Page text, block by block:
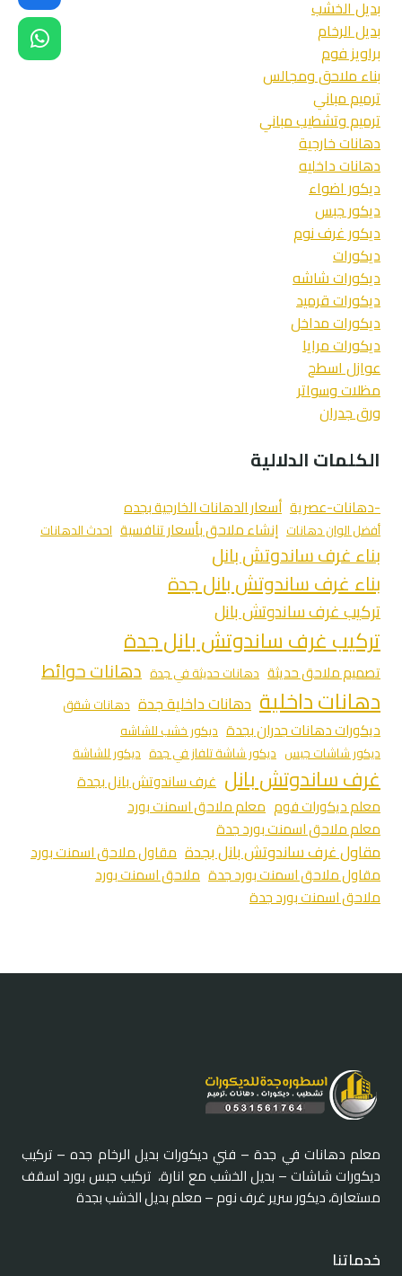
جدة
تشطيب
شقق
بديل الخشب
بديل الرخام
براويز فوم
بناء ملاحق ومجالس
ترميم مباني
ترميم وتشطيب مباني
دهانات خارجية
دهانات داخليه
ديكور اضواء
ديكور جبس
ديكور غرف نوم
ديكورات
ديكورات شاشه
ديكورات قرميد
ديكورات مداخل
ديكورات مرايا
عوازل اسطح
مظلات وسواتر
ورق جدران
الكلمات الدلالية
-دهانات-عصرية أسعار الدهانات الخارجية بجده
أفضل الوان دهانات إنشاء ملاحق بأسعار تنافسية احدث الدهانات
بناء غرف ساندوتش بانل
بناء غرف ساندوتش بانل جدة
تركيب غرف ساندوتش بانل
تركيب غرف ساندوتش بانل جدة
تصميم ملاحق حديثة دهانات حديثة في جدة دهانات حوائط
دهانات داخلية دهانات داخلية جدة دهانات شقق
ديكورات دهانات جدران بجدة ديكور خشب للشاشه
ديكور شاشات جبس ديكور شاشة تلفاز في جدة ديكور للشاشة
غرف ساندوتش بانل غرف ساندوتش بانل بجدة
معلم ديكورات فوم معلم ملاحق اسمنت بورد
معلم ملاحق اسمنت بورد جدة
مقاول غرف ساندوتش بانل بجدة مقاول ملاحق اسمنت بورد
مقاول ملاحق اسمنت بورد جدة ملاحق اسمنت بورد
ملاحق اسمنت بورد جدة
معلم دهانات في جدة – فني ديكورات بديل الرخام جده – تركيب
ديكورات شاشات – بديل الخشب مع انارة، تركيب جبس بورد اسقف
مستعارة، ديكور سرير غرف نوم – معلم بديل الخشب بجدة
خدماتنا